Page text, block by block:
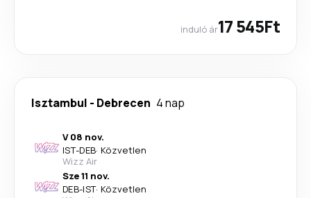
induló ár17 545Ft
Isztambul - Debrecen 4 nap
V 08 nov.
IST-DEB· Közvetlen
Wizz Air
Sze 11 nov.
DEB-IST· Közvetlen